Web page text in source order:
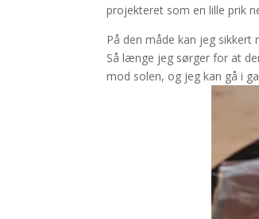
projekteret som en lille prik
På den måde kan jeg
Så længe jeg sørger for at
mod solen, og jeg kan gå i